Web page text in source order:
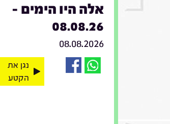
אלה היו הימים -
08.08.26
08.08.2026
נגן את
הקטע